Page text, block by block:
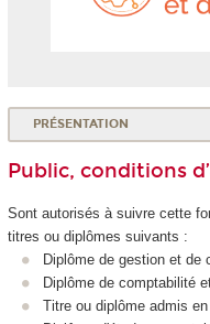
PRÉSENTATION
Public, conditions
Sont autorisés à suivre cette
titres ou diplômes suivants :
Diplôme de gestion et de
Diplôme de comptabilité
Titre ou diplôme admis